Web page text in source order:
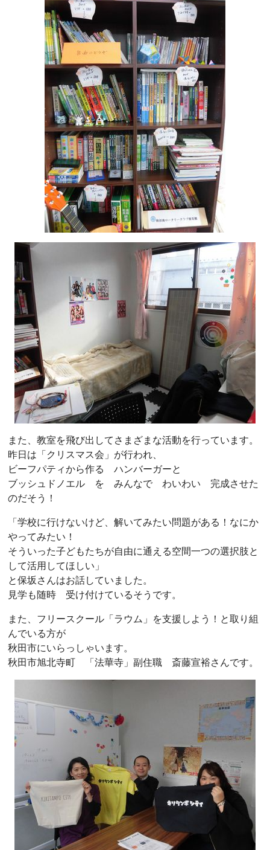
また、教室を飛び出してさまざまな活動を行っています。
昨日は「クリスマス会」が行われ、
ビーフパティから作る ハンバーガーと
ブッシュドノエル を みんなで わいわい 完成させた
のだそう！
「学校に行けないけど、解いてみたい問題がある！なにか
やってみたい！
そういった子どもたちが自由に通える空間一つの選択肢と
して活用してほしい」
と保坂さんはお話していました。
見学も随時 受け付けているそうです。
また、フリースクール「ラウム」を支援しよう！と取り組
んでいる方が
秋田市にいらっしゃいます。
秋田市旭北寺町 「法華寺」副住職 斎藤宣裕さんです。